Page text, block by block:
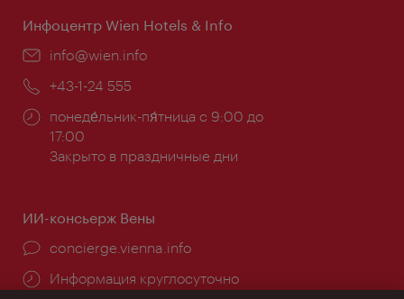
Инфоцентр Wien Hotels & Info
Эл.
info@wien.info
Телефон:
+43-1-24 555
Часы
работы:
понеде́льник-пя́тница с 9:00 до
17:00
Закрыто в праздничные дни
ИИ-консьерж Вены
concierge.vienna.info
Информация круглосуточно